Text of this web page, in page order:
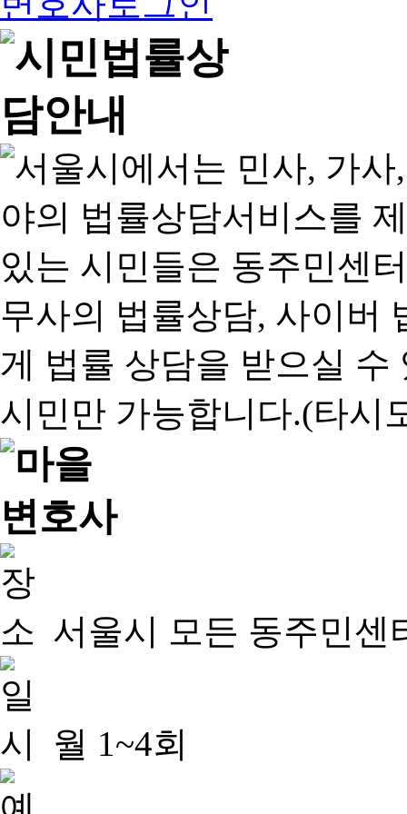
서울시 모든 동주민센
월 1~4회